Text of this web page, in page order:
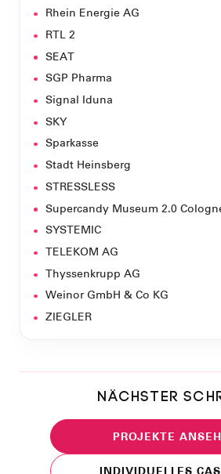
Rhein Energie AG
RTL 2
SEAT
SGP Pharma
Signal Iduna
SKY
Sparkasse
Stadt Heinsberg
STRESSLESS
Supercandy Museum 2.0
SYSTEMIC
TELEKOM AG
Thyssenkrupp AG
Weinor GmbH & Co KG
ZIEGLER
NÄCHSTER
PROJEKTE
INDIVIDUELLES